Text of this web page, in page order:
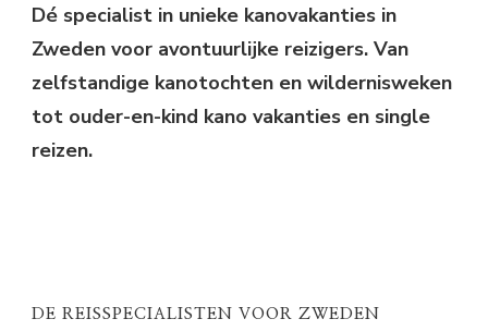
Dé specialist in unieke kanovakanties in
Zweden voor avontuurlijke reizigers. Van
zelfstandige kanotochten en wildernisweken
tot ouder-en-kind kano vakanties en single
reizen.
DE REISSPECIALISTEN VOOR ZWEDEN